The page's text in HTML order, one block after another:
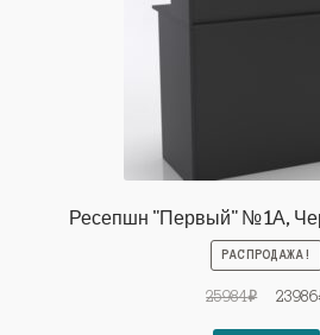
Ресепшн "Первый" №1А,
РАСПРОДАЖА!
25984₽ 23986